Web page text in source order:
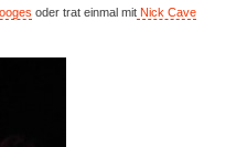
oder trat einmal mitNick Cave